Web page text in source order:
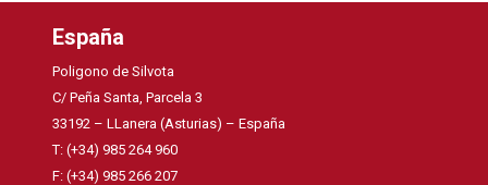
España
Poligono de Silvota
C/ Peña Santa, Parcela 3
33192 – LLanera (Asturias) – España
T: (+34) 985 264 960
F: (+34) 985 266 207